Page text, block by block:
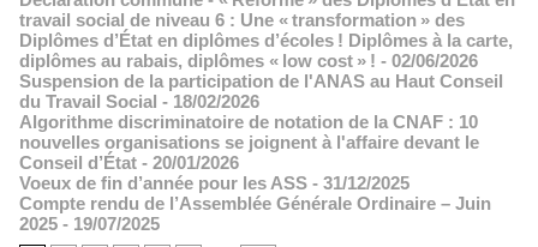
travail social de niveau 6 : Une « transformation » des
Diplômes d’État en diplômes d’écoles ! Diplômes à la carte,
diplômes au rabais, diplômes « low cost » ! - 02/06/2026
Suspension de la participation de l'ANAS au Haut Conseil
du Travail Social - 18/02/2026
Algorithme discriminatoire de notation de la CNAF : 10
nouvelles organisations se joignent à l'affaire devant le
Conseil d’État - 20/01/2026
Voeux de fin d’année pour les ASS - 31/12/2025
Compte rendu de l’Assemblée Générale Ordinaire – Juin
2025 - 19/07/2025